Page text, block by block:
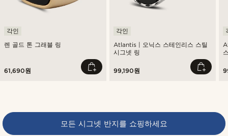
렌 골드 톤 그래블 링
각인
61,690원
Atlantis | 오닉스 스테인리스 스틸
시그넷 링
각인
99,190원
모든 시그넷 반지를 쇼핑하세요